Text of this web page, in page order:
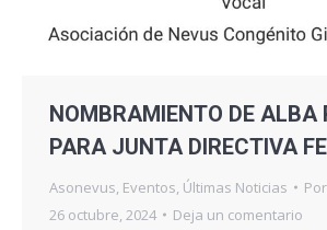
NOMBRAMIENTO DE ALBA
PARA JUNTA DIRECTIVA
Asonevus, Eventos, Últimas Noticias Por
26 octubre, 2024
Deja un comentario